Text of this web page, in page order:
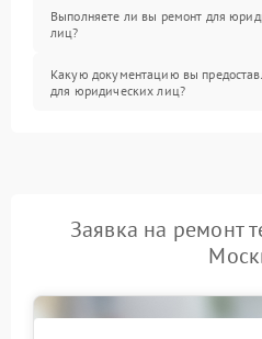
Выполняете ли вы ремонт для
лиц?
Какую документацию вы
для юридических лиц?
Заявка на ремонт